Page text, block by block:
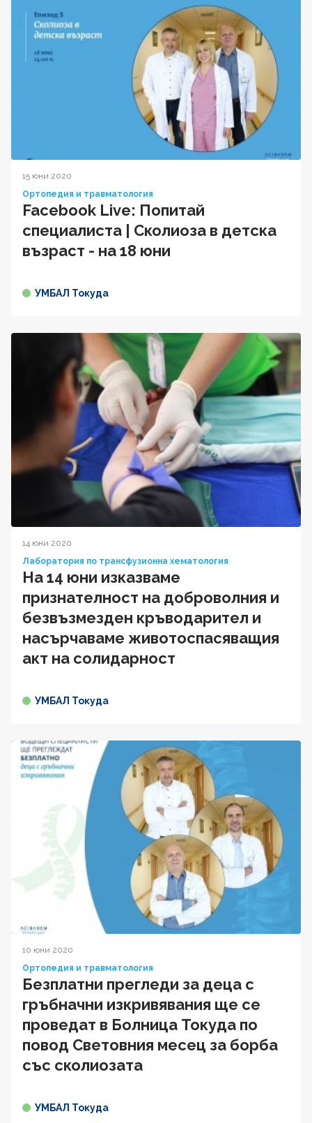
15 юни 2020
Ортопедия и травматология
Facebook Live: Попитай
специалиста | Сколиоза в детска
възраст - на 18 юни
УМБАЛ Токуда
14 юни 2020
Лаборатория по трансфузионна хематология
На 14 юни изказваме
признателност на доброволния и
безвъзмезден кръводарител и
насърчаваме животоспасяващия
акт на солидарност
УМБАЛ Токуда
10 юни 2020
Ортопедия и травматология
Безплатни прегледи за деца с
гръбначни изкривявания ще се
проведат в Болница Токуда по
повод Световния месец за борба
със сколиозата
УМБАЛ Токуда